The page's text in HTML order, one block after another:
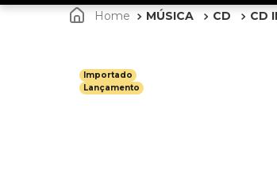
MÚSICA CD CD
Importado
Lançamento